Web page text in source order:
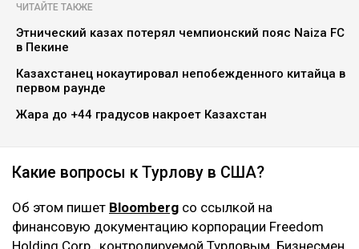
ЧИТАЙТЕ ТАКЖЕ
Этнический казах потерял чемпионский пояс Naiza FC
в Пекине
Казахстанец нокаутировал непобежденного китайца в
первом раунде
Жара до +44 градусов накроет Казахстан
Какие вопросы к Турлову в США?
Об этом пишет Bloomberg со ссылкой на
финансовую документацию корпорации Freedom
Holding Corp., контролируемой Турловым. Бизнесмен